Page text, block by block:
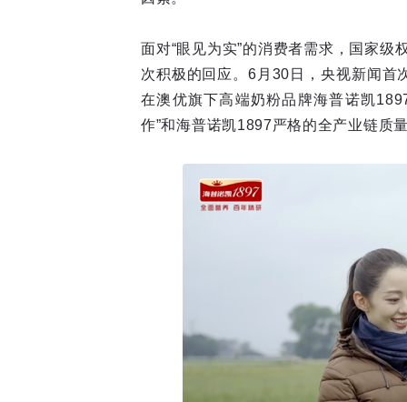
面对“眼见为实”的消费者需求，国家
次积极的回应。6月30日，央视新闻
在澳优旗下高端奶粉品牌海普诺凯
作”和海普诺凯1897严格的全产业链质